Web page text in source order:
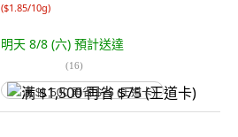
($1.85/10g)
明天 8/8 (六) 預計送達
(16)
满 $1,500 再省 $75 (王道卡)